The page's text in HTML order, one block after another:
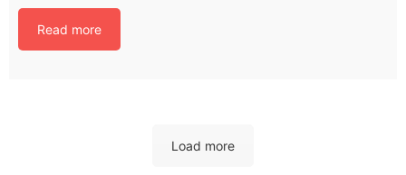
Read more
Load more